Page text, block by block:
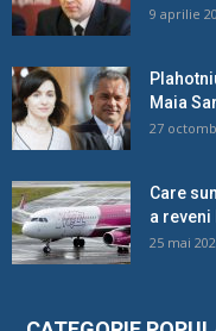
9 aprilie
Maia
27
Care
a reveni
25 mai